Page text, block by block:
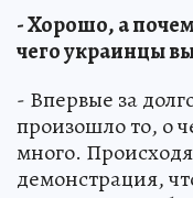
- Хорошо, а
чего украинцы
- Впервые за
произошло то, о
много.
демонстрация,